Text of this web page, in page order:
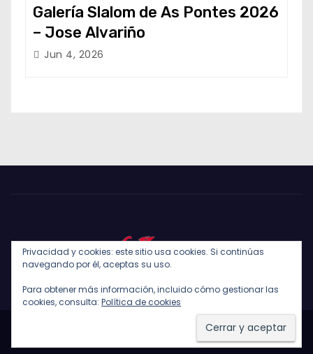
Galería Slalom de As Pontes 2026
– Jose Alvariño
Jun 4, 2026
Tema: Newses deThemeansar
Privacidad y cookies: este sitio usa cookies. Si continúas
navegando por él, aceptas su uso.
Para obtener más información, incluido cómo gestionar las
cookies, consulta: Política de cookies